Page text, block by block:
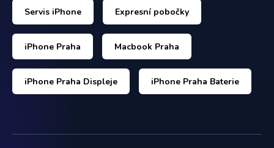
Servis iPhone Expresní pobočky
iPhone Praha Macbook Praha
iPhone Praha Displeje iPhone Praha Baterie